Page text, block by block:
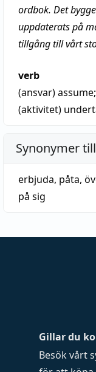
ordbok. Det
uppdaterats på
tillgång till vårt
verb
(ansvar)assume;
(aktivitet)
Synonymer till
erbjuda, påta,
på sig
Gillar du
Besök vårt